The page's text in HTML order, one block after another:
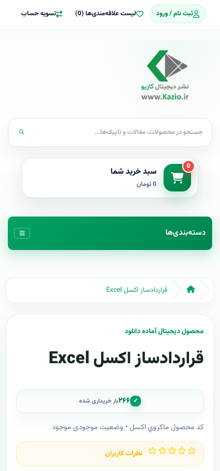
ثبت نام / ورود لیست علاقه‌مندی‌ها (0) تسویه حساب
0 سبد خرید شما
0 تومان
دسته‌بندی‌ها
قراردادساز اکسل Excel
محصول دیجیتال آماده دانلود
قراردادساز اکسل Excel
✓ ۲۶۶بار خریداری شده
کد محصول ماکروي اکسل • وضعیت موجودی موجود
نظرات کاربران